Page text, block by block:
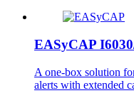
EASyCAP
A one-box solution
alerts with extended